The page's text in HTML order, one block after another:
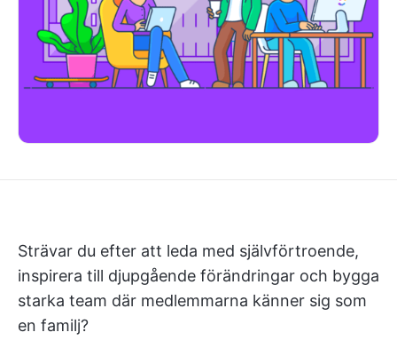
Strävar du efter att leda med självförtroende,
inspirera till djupgående förändringar och bygga
starka team där medlemmarna känner sig som
en familj?